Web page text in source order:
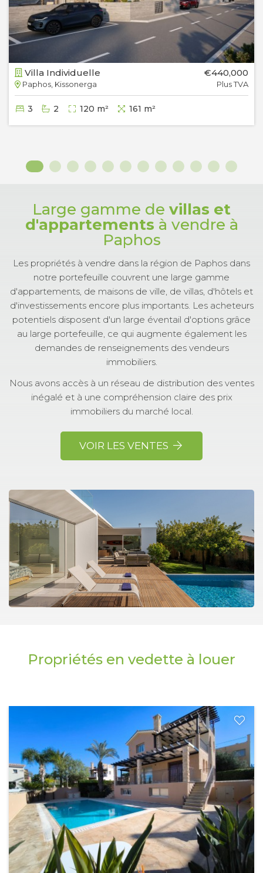
Villa Individuelle
Paphos, Kissonerga
€440,000
Plus TVA
3 2 120 m² 161 m²
Large gamme de villas et
d'appartements à vendre à
Paphos
Les propriétés à vendre dans la région de Paphos dans
notre portefeuille couvrent une large gamme
d'appartements, de maisons de ville, de villas, d'hôtels et
d'investissements encore plus importants. Les acheteurs
potentiels disposent d'un large éventail d'options grâce
au large portefeuille, ce qui augmente également les
demandes de renseignements des vendeurs
immobiliers.
Nous avons accès à un réseau de distribution des ventes
inégalé et à une compréhension claire des prix
immobiliers du marché local.
VOIR LES VENTES
Propriétés en vedette à louer